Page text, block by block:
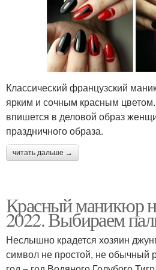
Классический французский
ярким и сочным красным
впишется в деловой образ
праздничного образа.
читать дальше →
Красный маникюр
2022. Выбираем
Неслышно крадется хозяин
символ не простой, не обычный